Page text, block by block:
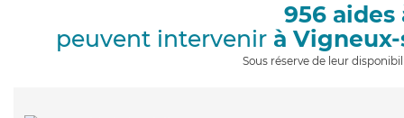
956
peuvent intervenir à
Sous réserve de leur